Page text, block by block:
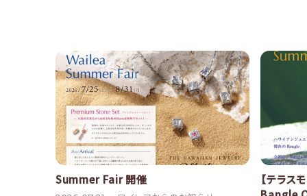
Summer Fair 開催
【テラス